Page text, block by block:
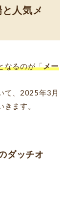
人気メ
なるのが「メー
て、2025年3月
きます。
ダッチオ